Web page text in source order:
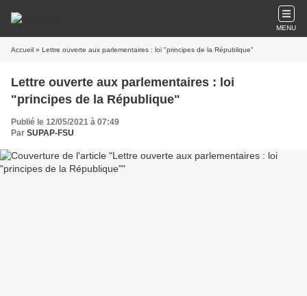
MENU
Accueil » Lettre ouverte aux parlementaires : loi "principes de la République"
Lettre ouverte aux parlementaires : loi
"principes de la République"
Publié le 12/05/2021 à 07:49
Par SUPAP-FSU